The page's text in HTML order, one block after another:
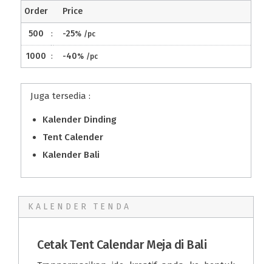
Order Price
500 : -25% /pc
1000 : -40% /pc
Juga tersedia :
Kalender Dinding
Tent Calender
Kalender Bali
KALENDER TENDA
Cetak Tent Calendar Meja di Bali